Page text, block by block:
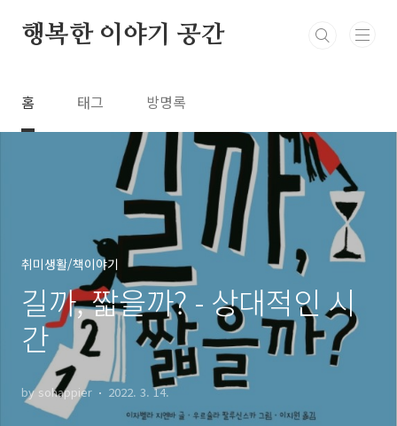
행복한 이야기 공간
홈 태그 방명록
취미생활/책이야기
길까, 짧을까? - 상대적인 시
간
by sohappier 2022. 3. 14.